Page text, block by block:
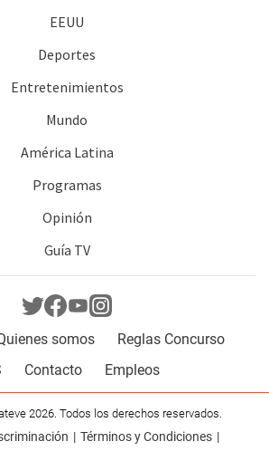
EEUU
Deportes
Entretenimientos
Mundo
América Latina
Programas
Opinión
Guía TV
somos
Reglas Concurso
Contacto Empleos
2026. Todos los derechos reservados.
Términos y Condiciones